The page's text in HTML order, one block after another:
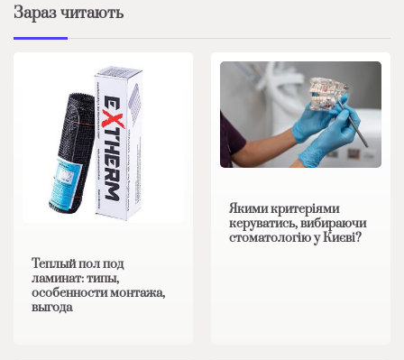
Зараз читають
Теплый пол под
ламинат: типы,
особенности монтажа,
выгода
Якими критеріями
керуватись, вибираючи
стоматологію у Києві?